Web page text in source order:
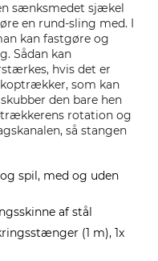
sænksmedet sjækel
en rund-sling med. I
kan fastgøre og
Sådan kan
hvis det er
som kan
den bare hen
rotation og
så stangen
spil, med og uden
af stål
(1 m), 1x